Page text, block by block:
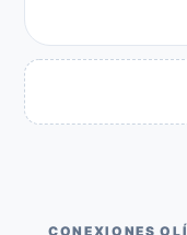
CONEXIONES